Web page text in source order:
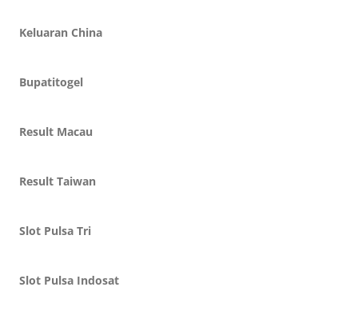
Keluaran China
Bupatitogel
Result Macau
Result Taiwan
Slot Pulsa Tri
Slot Pulsa Indosat